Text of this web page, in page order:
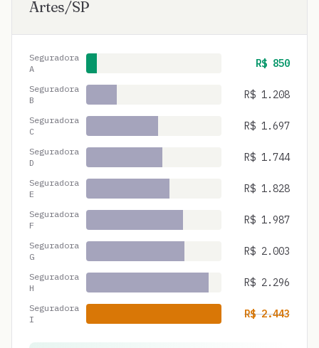
Artes/SP
Seguradora
A
R$ 850
Seguradora
B
R$ 1.208
Seguradora
C
R$ 1.697
Seguradora
D
R$ 1.744
Seguradora
E
R$ 1.828
Seguradora
F
R$ 1.987
Seguradora
G
R$ 2.003
Seguradora
H
R$ 2.296
Seguradora
I
R$2.443